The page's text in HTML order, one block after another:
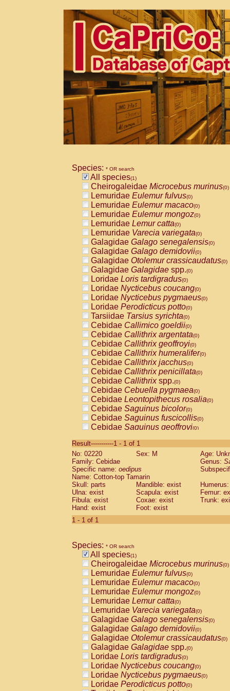
Species: * OR search
All species(1)
Cheirogaleidae Microcebus murinus(0)
Lemuridae Eulemur fulvus(0)
Lemuridae Eulemur macaco(0)
Lemuridae Eulemur mongoz(0)
Lemuridae Lemur catta(0)
Lemuridae Varecia variegata(0)
Galagidae Galago senegalensis(0)
Galagidae Galago demidovii(0)
Galagidae Otolemur crassicaudatus(0)
Galagidae Galagidae spp.(0)
Loridae Loris tardigradus(0)
Loridae Nycticebus coucang(0)
Loridae Nycticebus pygmaeus(0)
Loridae Perodicticus potto(0)
Tarsiidae Tarsius syrichta(0)
Cebidae Callimico goeldii(0)
Cebidae Callithrix argentata(0)
Cebidae Callithrix geoffroyi(0)
Cebidae Callithrix humeralifer(0)
Cebidae Callithrix jacchus(0)
Cebidae Callithrix penicillata(0)
Cebidae Callithrixspp.(0)
Cebidae Cebuella pygmaea(0)
Cebidae Leontopithecus rosalia(0)
Cebidae Saguinus bicolor(0)
Cebidae Saguinus fuscicollis(0)
Cebidae Saguinus geoffroyi(0)
CebidaeSaguinus labiatus(0)
Cebidae Saguinus leucopus (0)
Cebidae
CebidaeSaguinus mystax
Cebidae Saguinus nigricollis (0)
Cebidae Saguinus oedipus
Cebidae Saguinus weddelli
Cebidae Saguinusspp.
Cebidae
CebidaeCebus capucinus
CebidaeCebus nigrivittatus
CebidaeCebus spp.(0)
CebidaeSaimiri boliviensis(0)
CebidaeSaimiri sciureus(0)
AtelidaeAlouatta caraya(0)
AtelidaeAlouatta fusca(0)
AtelidaeAlouatta seniculus(0)
AtelidaeAlouattaspp.(0)
AtelidaeAteles belzebuth(0)
AtelidaeAteles geoffroyi(0)
AtelidaeAteles paniscus(0)
AtelidaeAtelesspp.(0)
AtelidaeLagothrix lagothricha(0)
AtelidaeLagothrix lagothricha cana
PitheciidaeCacajao calvus
Result-----------1 - 1 of 1
No: 02220
Sex: M
Age:
Family: Cebidae
Genus:
Specific name: oedipus
Name: Cotton-top Tamarin
Skull: parts
Mandible: exist
Ulna: exist
Scapula: exist
Femur:
Fibula: exist
Coxae: exist
Trunk:
Hand: exist
Foot: exist
1 - 1 of 1
Species: * OR search
All species(1)
Cheirogaleidae Microcebus murinus(0)
Lemuridae Eulemur fulvus(0)
Lemuridae Eulemur macaco(0)
Lemuridae Eulemur mongoz(0)
Lemuridae Lemur catta(0)
Lemuridae Varecia variegata(0)
Galagidae Galago senegalensis(0)
Galagidae Galago demidovii(0)
Galagidae Otolemur crassicaudatus(0)
Galagidae Galagidae spp.(0)
Loridae Loris tardigradus(0)
Loridae Nycticebus coucang(0)
Loridae Nycticebus pygmaeus(0)
Loridae Perodicticus potto(0)